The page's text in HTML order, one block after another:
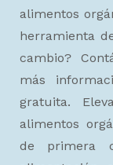
alimentos
herramienta
cambio?
más
gratuita.
alimentos
de primera